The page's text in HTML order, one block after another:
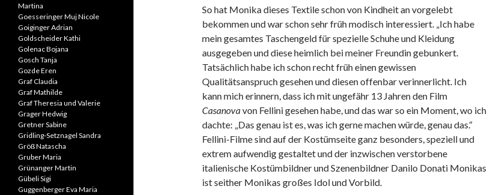
So hat Monika dieses Textile schon von Kindheit an vorgelebt
bekommen und war schon sehr früh modisch interessiert. „Ich habe
mein gesamtes Taschengeld für spezielle Schuhe und Kleidung
ausgegeben und diese heimlich bei meiner Freundin gebunkert.
Tatsächlich habe ich schon recht früh einen gewissen
Qualitätsanspruch gesehen und diesen offenbar verinnerlicht. Ich
kann mich erinnern, dass ich mit ungefähr 13 Jahren den Film
Casanovavon Fellini gesehen habe, und das war so ein Moment, wo ich
dachte: „Das genau ist es, was ich gerne machen würde, genau das.“
Fellini-Filme sind auf der Kostümseite ganz besonders, speziell und
extrem aufwendig gestaltet und der inzwischen verstorbene
italienische Kostümbildner und Szenenbildner Danilo Donati Monikas
ist seither Monikas großes Idol und Vorbild.
Martina
Goesseringer Muj Nicole
Goiginger Adrian
Goldscheider Kathi
Golenac Bojana
Gosch Tanja
Gozde Eren
Graf Claudia
Graf Mathilde
Graf Theresia und Valerie
Grager Hedwig
Gretner Sabine
Gridling-Setznagel Sandra
Größ Natascha
Gruber Maria
Grünanger Martin
Gübeli Sigi
Guggenberger Eva Maria